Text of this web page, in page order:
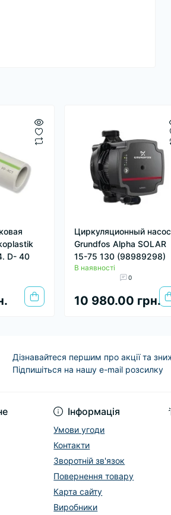
D- 40
Циркуляционный насос
Grundfos Alpha SOLAR
15-75 130 (98989298)
В наявності
0
10 980.00 грн.
Дізнавайтеся першим про акції та
Підпишіться на нашу e-mail розсилку
Інформація
Умови угоди
Контакти
Зворотній зв'язок
Повернення товару
Карта сайту
Виробники